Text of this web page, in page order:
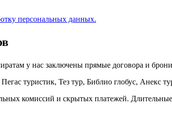
персональных данных.
у нас заключены прямые договора и
туристик, Тез тур, Библио глобус, Анекс
комиссий и скрытых платежей.